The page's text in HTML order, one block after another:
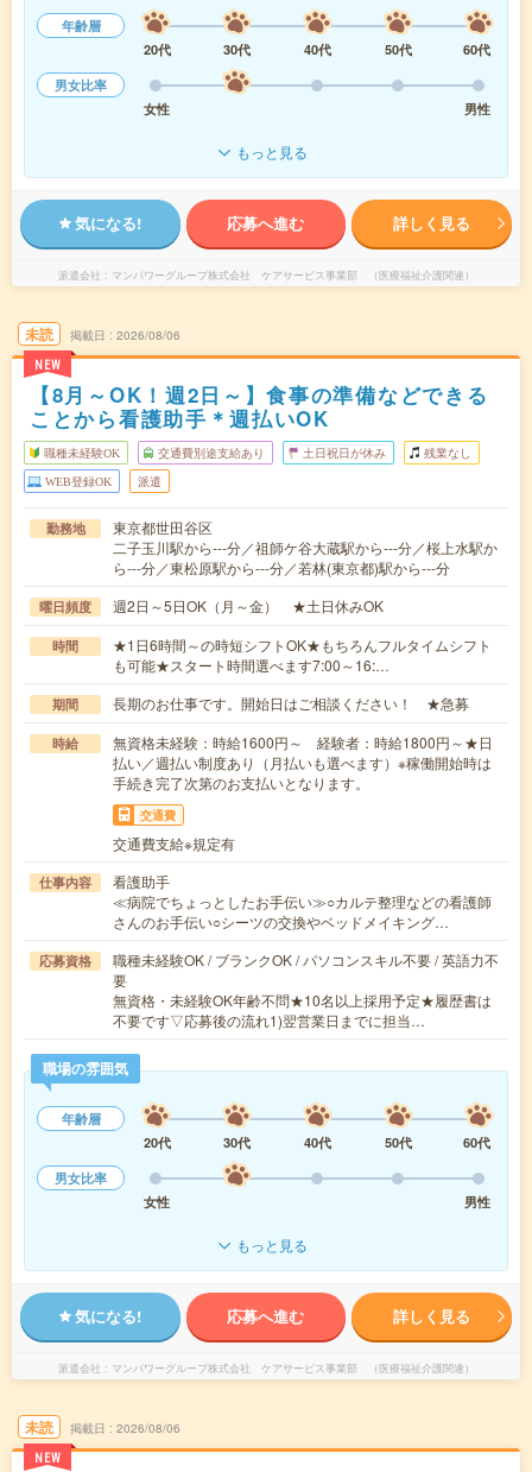
年齢層
20代
30代 40代 50代
60代
男女比率
女性
男性
もっと見る
気になる! 応募へ進む 詳しく見る
派遣会社 マンパワーグループ株式会社 ケアサービス事業部 （医療福祉介護関連）
未読
NEW
掲載日 2026/08/06
【8月～OK！週2日～】食事の準備などできる
ことから看護助手＊週払いOK
職種未経験OK 交通費別途支給あり 土日祝日が休み 残業なし
WEB登録OK 派遣
勤務地
東京都世田谷区
二子玉川駅から---分／祖師ケ谷大蔵駅から---分／桜上水駅か
ら---分／東松原駅から---分／若林(東京都)駅から---分
曜日頻度 週2日～5日OK（月～金） ★土日休みOK
時間
★1日6時間～の時短シフトOK★もちろんフルタイムシフト
も可能★スタート時間選べます7:00～16:…
期間 長期のお仕事です。開始日はご相談ください！ ★急募
時給
無資格未経験：時給1600円～ 経験者：時給1800円～★日
払い／週払い制度あり（月払いも選べます）※稼働開始時は
手続き完了次第のお支払いとなります。
交通費
交通費支給※規定有
仕事内容
看護助手
≪病院でちょっとしたお手伝い≫○カルテ整理などの看護師
さんのお手伝い○シーツの交換やベッドメイキング…
応募資格
職種未経験OK / ブランクOK / パソコンスキル不要 / 英語力不
要
無資格・未経験OK年齢不問★10名以上採用予定★履歴書は
不要です▽応募後の流れ1)翌営業日までに担当…
職場の雰囲気
年齢層
20代
30代 40代 50代
60代
男女比率
女性
男性
もっと見る
気になる! 応募へ進む 詳しく見る
派遣会社 マンパワーグループ株式会社 ケアサービス事業部 （医療福祉介護関連）
未読
NEW
掲載日 2026/08/06